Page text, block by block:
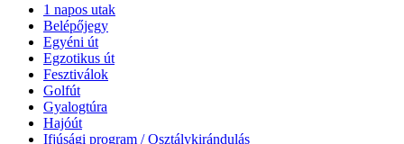
1 napos utak
Belépőjegy
Egyéni út
Egzotikus út
Fesztiválok
Golfút
Gyalogtúra
Hajóút
Ifjúsági program / Osztálykirándulás